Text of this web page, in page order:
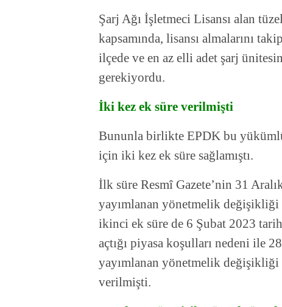
Şarj Ağı İşletmeci Lisansı alan
kapsamında, lisansı almalarını
ilçede ve en az elli adet şarj
gerekiyordu.
İki kez ek süre verilmişti
Bununla birlikte EPDK bu
için iki kez ek süre sağlamıştı.
İlk süre Resmî Gazete’nin 31
yayımlanan yönetmelik
ikinci ek süre de 6 Şubat 2023
açtığı piyasa koşulları nedeni ile
yayımlanan yönetmelik
verilmişti.